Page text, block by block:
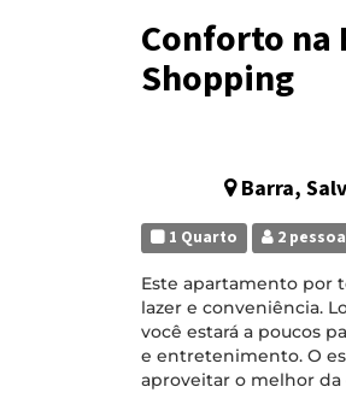
Conforto na
Shopping
Barra,
1 Quarto 2
Este apartamento por
lazer e conveniência.
você estará a poucos
e entretenimento. O
aproveitar o melhor da